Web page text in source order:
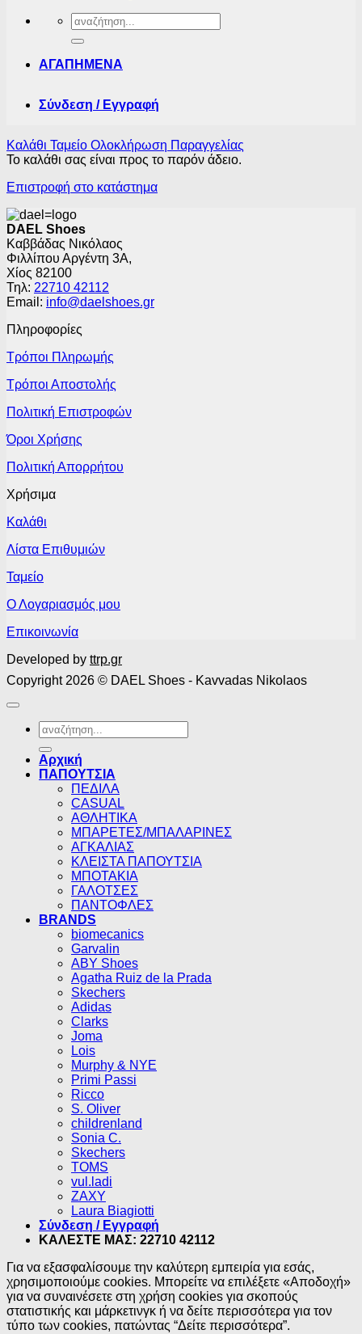
Αναζήτηση
για:
ΑΓΑΠΗΜΕΝΑ
Σύνδεση / Εγγραφή
Καλάθι Ταμείο Ολοκλήρωση Παραγγελίας
Το καλάθι σας είναι προς το παρόν άδειο.
Επιστροφή στο κατάστημα
DAEL Shoes
Καββάδας Νικόλαος
Φιλλίπου Αργέντη 3Α,
Χίος 82100
Τηλ: 22710 42112
Email: info@daelshoes.gr
Πληροφορίες
Τρόποι Πληρωμής
Τρόποι Αποστολής
Πολιτική Επιστροφών
Όροι Χρήσης
Πολιτική Απορρήτου
Χρήσιμα
Καλάθι
Λίστα Επιθυμιών
Ταμείο
Ο Λογαριασμός μου
Επικοινωνία
Developed by ttrp.gr
Copyright 2026 © DAEL Shoes - Kavvadas Nikolaos
Αναζήτηση
για:
Αρχική
ΠΑΠΟΥΤΣΙΑ
ΠΕΔΙΛΑ
CASUAL
ΑΘΛΗΤΙΚΑ
ΜΠΑΡΕΤΕΣ/ΜΠΑΛΑΡΙΝΕΣ
ΑΓΚΑΛΙΑΣ
ΚΛΕΙΣΤΑ ΠΑΠΟΥΤΣΙΑ
ΜΠΟΤΑΚΙΑ
ΓΑΛΟΤΣΕΣ
ΠΑΝΤΟΦΛΕΣ
BRANDS
biomecanics
Garvalin
ABY Shoes
Agatha Ruiz de la Prada
Skechers
Adidas
Clarks
Joma
Lois
Murphy & NYE
Primi Passi
Ricco
S. Oliver
childrenland
Sonia C.
Skechers
TOMS
vul.ladi
ZAXY
Laura Biagiotti
Σύνδεση / Εγγραφή
ΚΑΛΕΣΤΕ ΜΑΣ: 22710 42112
Για να εξασφαλίσουμε την καλύτερη εμπειρία για εσάς,
χρησιμοποιούμε cookies. Μπορείτε να επιλέξετε «Αποδοχή»
για να συναινέσετε στη χρήση cookies για σκοπούς
στατιστικής και μάρκετινγκ ή να δείτε περισσότερα για τον
τύπο των cookies, πατώντας “Δείτε περισσότερα”.